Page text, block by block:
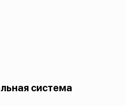
система